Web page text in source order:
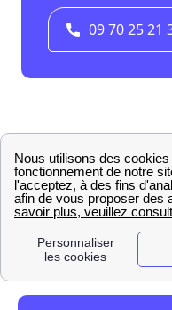
GrDF approvisionne
française. Ainsi La
le distributeur et
représente plus de 11
raccorder votre